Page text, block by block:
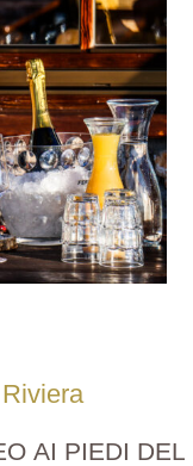
AI PIEDI DEL